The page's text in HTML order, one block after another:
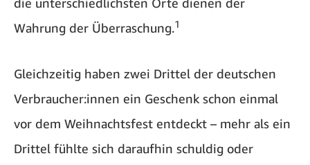
Wahrung der Überraschung.1
Gleichzeitig haben zwei Drittel der deutschen
Verbraucher:innen ein Geschenk schon einmal
vor dem Weihnachtsfest entdeckt – mehr als ein
Drittel fühlte sich daraufhin schuldig oder